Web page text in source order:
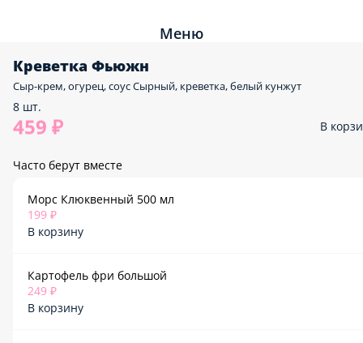
Меню
Креветка Фьюжн
Сыр-крем, огурец, соус Сырный, креветка, белый кунжут
8 шт.
459 ₽ В
Часто берут вместе
Морс Клюквенный 500 мл
199 ₽
В корзину
Картофель фри большой
249 ₽
В корзину